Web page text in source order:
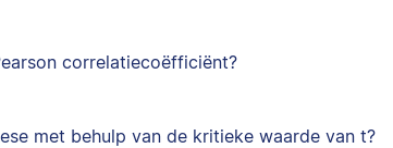
correlatiecoëfficiënt?
met behulp van de kritieke waarde van t?